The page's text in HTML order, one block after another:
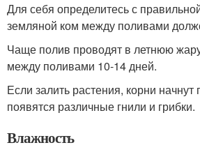
Для себя определитесь с
земляной ком между поливами
Чаще полив проводят в летнюю
между поливами 10-14 дней.
Если залить растения, корни начнут
появятся различные гнили и грибки.
Влажность